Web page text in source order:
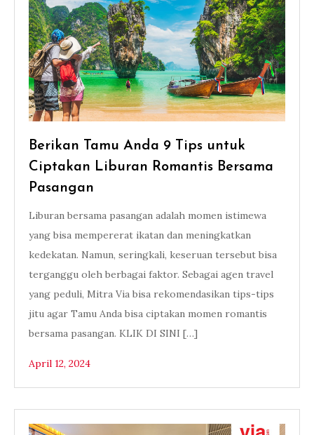
Berikan Tamu Anda 9 Tips untuk
Ciptakan Liburan Romantis Bersama
Pasangan
Liburan bersama pasangan adalah momen istimewa
yang bisa mempererat ikatan dan meningkatkan
kedekatan. Namun, seringkali, keseruan tersebut bisa
terganggu oleh berbagai faktor. Sebagai agen travel
yang peduli, Mitra Via bisa rekomendasikan tips-tips
jitu agar Tamu Anda bisa ciptakan momen romantis
bersama pasangan. KLIK DI SINI […]
April 12, 2024